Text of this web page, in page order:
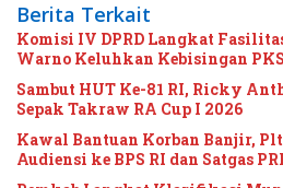
Berita Terkait
Komisi IV DPRD Langkat
Warno Keluhkan Kebisingan PKS
Sambut HUT Ke-81 RI, Ricky
Sepak Takraw RA Cup I 2026
Kawal Bantuan Korban Banjir,
Audiensi ke BPS RI dan Satgas